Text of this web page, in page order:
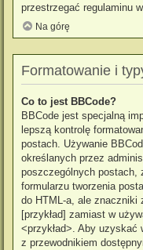
przestrzegać regulaminu
Na górę
Formatowanie i
Co to jest BBCode?
BBCode jest specjalną
lepszą kontrolę
postach. Używanie
określanych przez
poszczególnych postach,
formularzu tworzenia
do HTML-a, ale znaczniki
[przykład] zamiast w
<przykład>. Aby uzyskać
z przewodnikiem